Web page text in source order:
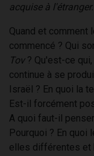
acquise à l'étranger.
Quand et comment
commencé ? Qui
Tov? Qu'est-ce
continue à se
Israël ? En quoi la
Est-il forcément
A quoi faut-il
Pourquoi ? En
elles différentes et